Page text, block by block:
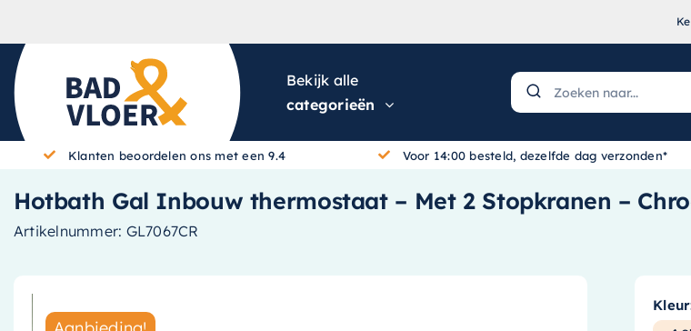
Bekijk alle
categorieën
Klanten beoordelen ons met een 9.4 Voor 14:00 besteld, dezelfde dag verzonden*
Hotbath Gal Inbouw thermostaat – Met 2 Stopkranen –
Artikelnummer: GL7067CR